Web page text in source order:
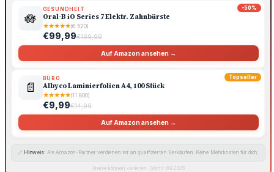
-50%
🪷
GESUNDHEIT
Oral-B iO Series 7 Elektr. Zahnbürste
★★★★★(6.520)
€99,99€199,99
Auf Amazon ansehen →
Topseller
📄
BÜRO
Albyco Laminierfolien A4, 100 Stück
★★★★★(11.800)
€9,99€14,99
Auf Amazon ansehen →
🔗 Hinweis: Als Amazon-Partner verdienen wir an qualifizierten Verkäufen. Keine Mehrkosten für dich.
Preise können variieren · Stand: 8.8.2026